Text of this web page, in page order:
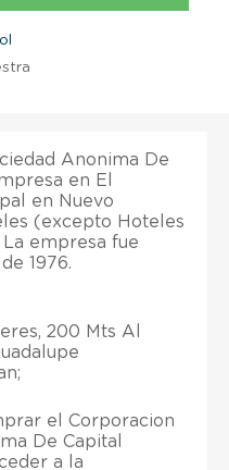
Anonima De
en El
en Nuevo
(excepto Hoteles
empresa fue
1976.
200 Mts Al
el Corporacion
De Capital
a la